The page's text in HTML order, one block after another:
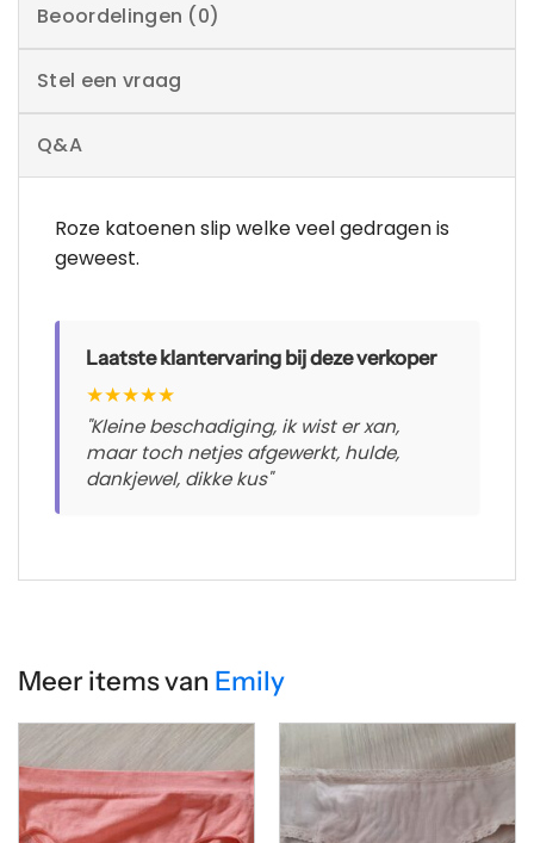
Beoordelingen (0)
Stel een vraag
Q&A
Roze katoenen slip welke veel gedragen is
geweest.
Laatste klantervaring bij deze verkoper
★★★★★
"Kleine beschadiging, ik wist er xan,
maar toch netjes afgewerkt, hulde,
dankjewel, dikke kus"
Meer items van Emily